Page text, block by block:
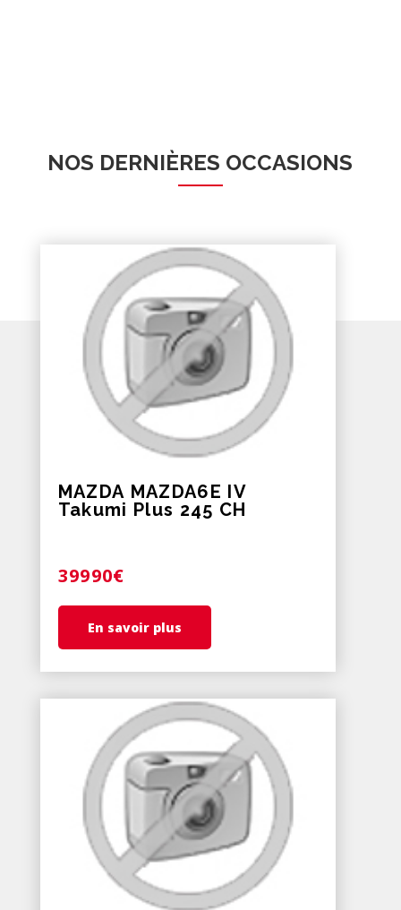
NOS DERNIÈRES OCCASIONS
MAZDA MAZDA6E IV
Takumi Plus 245 CH
39990€
En savoir plus